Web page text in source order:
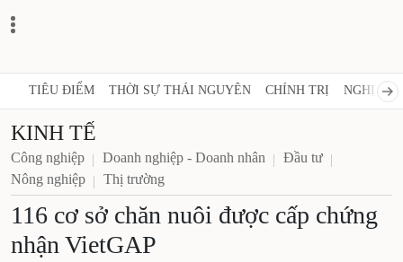
TIÊU ĐIỂM THỜI SỰ THÁI NGUYÊN CHÍNH TRỊ NGHỊ
KINH TẾ
Công nghiệp Doanh nghiệp - Doanh nhân
Đầu tư
Nông nghiệp
Thị trường
116 cơ sở chăn nuôi được cấp chứng
nhận VietGAP